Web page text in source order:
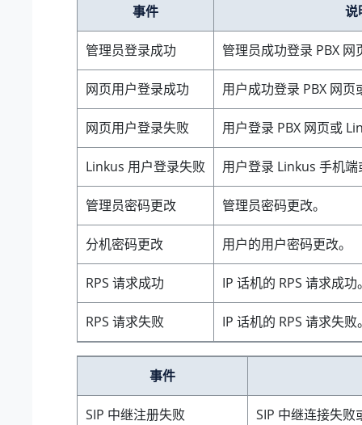
事件 说
管理员登录成功 管理员成功登录 PBX 网
网页用户登录成功 用户成功登录 PBX 网
网页用户登录失败 用户登录 PBX 网页或
Linkus 用户登录失败 用户登录 Linkus 手机
管理员密码更改 管理员密码更改。
分机密码更改 用户的用户密码更改。
RPS 请求成功 IP 话机的 RPS 请求成功
RPS 请求失败 IP 话机的 RPS 请求失败
事件
SIP 中继注册失败 SIP 中继连接失败